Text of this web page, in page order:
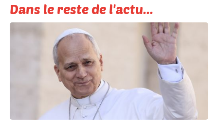
Dans le reste de l'actu...